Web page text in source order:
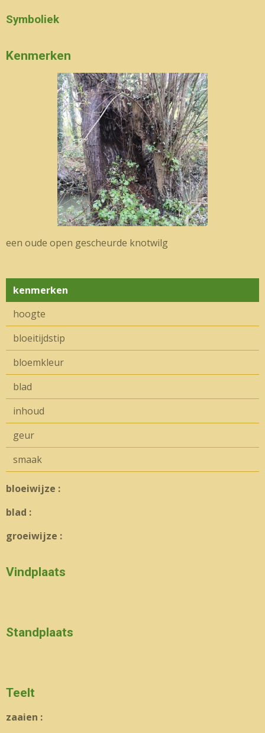
Symboliek
Kenmerken
een oude open gescheurde knotwilg
kenmerken
hoogte
bloeitijdstip
bloemkleur
blad
inhoud
geur
smaak
bloeiwijze :
blad :
groeiwijze :
Vindplaats
Standplaats
Teelt
zaaien :